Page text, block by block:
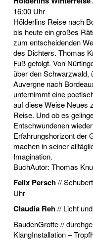
16:00 Uhr
Hölderlins Reise nach
bis heute ein großes
zum entscheidenden
des Dichters. Thomas
Fuß gefolgt. Von
über den Schwarzwald,
Auvergne nach
unternimmt eine
auf diese Weise Neues
Reise. Und ob es
Entschwundenen
Erfahrungshorizont der
machen in seiner
Imagination.
BuchAutor: Thomas
Felix Persch//
Uhr
Claudia Reh// Licht
BaudenGrotte //
KlangInstallation –